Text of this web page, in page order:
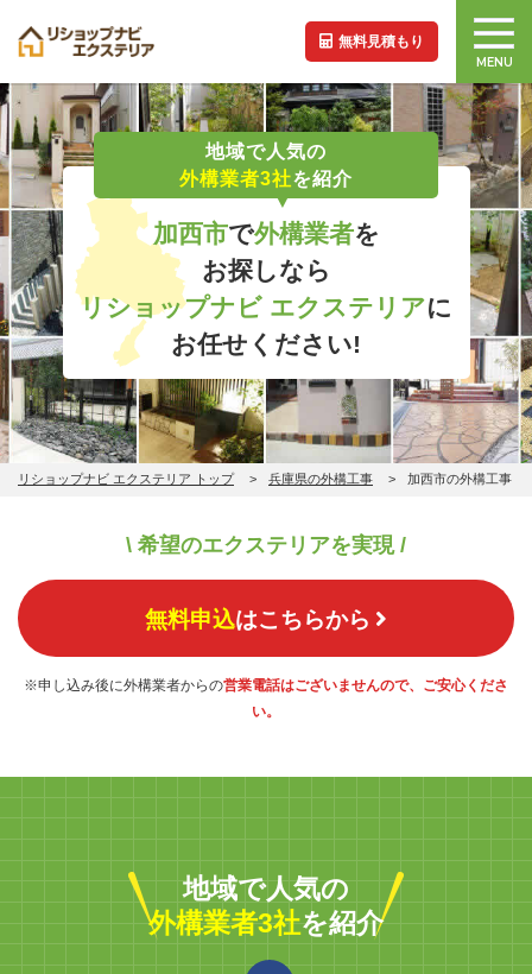
無料見積もり
MENU
地域で人気の
外構業者3社を紹介
加西市で外構業者を
お探しなら
リショップナビ エクステリアに
お任せください!
リショップナビ エクステリア トップ 兵庫県の外構工事 加西市の外構工事
\ 希望のエクステリアを実現 /
無料申込はこちらから
※申し込み後に外構業者からの営業電話はございませんので、ご安心くださ
い。
地域で人気の
外構業者3社を紹介